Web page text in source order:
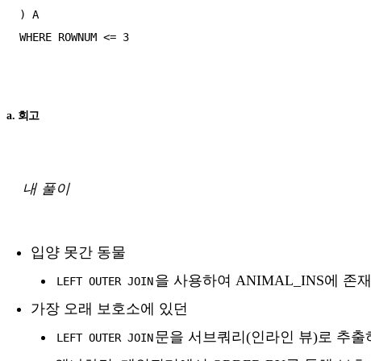
) A
WHERE ROWNUM <= 3
a. 회고
내 풀이
입양 못간 동물
LEFT OUTER JOIN을 사용하여 ANIMAL_INS에 존
가장 오래 보호소에 있던
LEFT OUTER JOIN문을 서브쿼리(인라인 뷰)로 추